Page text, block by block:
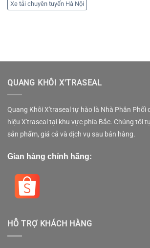
Xe tải chuyên tuyến Hà Nội
QUANG KHÔI X'TRASEAL
Quang Khôi X'traseal tự hào là Nhà Phân
hiệu X'traseal tại khu vực phía Bắc. Chúng tôi
sản phẩm, giá cả và dịch vụ sau bán hàng.
Gian hàng chính hãng:
HỖ TRỢ KHÁCH HÀNG